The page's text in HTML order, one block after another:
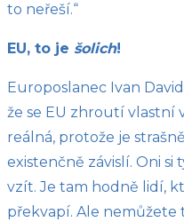
to neřeší.“
EU, to je šolich!
Europoslanec Ivan
že se EU zhroutí vlastní
reálná, protože je
existenčně závislí. Oni si
vzít. Je tam hodně lidí,
překvapí. Ale nemůžete